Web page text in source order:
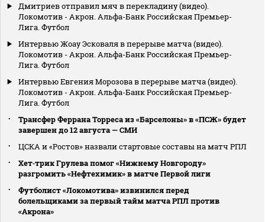
Дмитриев отправил мяч в перекладину (видео).
Локомотив - Акрон. Альфа-Банк Российская Премьер-
Лига. Футбол
Интервью Жоау Эсковаля в перерыве матча (видео).
Локомотив - Акрон. Альфа-Банк Российская Премьер-
Лига. Футбол
Интервью Евгения Морозова в перерыве матча (видео).
Локомотив - Акрон. Альфа-Банк Российская Премьер-
Лига. Футбол
Трансфер Феррана Торреса из «Барселоны» в «ПСЖ» будет
завершен до 12 августа — СМИ
ЦСКА и «Ростов» назвали стартовые составы на матч РПЛ
Хет‑трик Грулева помог «Нижнему Новгороду»
разгромить «Нефтехимик» в матче Первой лиги
Футболист «Локомотива» извинился перед
болельщиками за первый тайм матча РПЛ против
«Акрона»